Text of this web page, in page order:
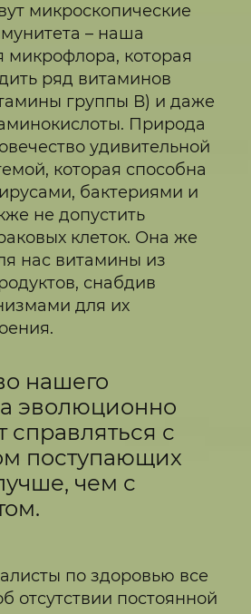
микроскопические
– наша
микрофлора, которая
ряд витаминов
группы В) и даже
Природа
удивительной
которая способна
бактериями и
не допустить
клеток. Она же
нас витамины из
снабдив
для их
нашего
эволюционно
справляться с
поступающих
чем с
по здоровью все
отсутствии постоянной